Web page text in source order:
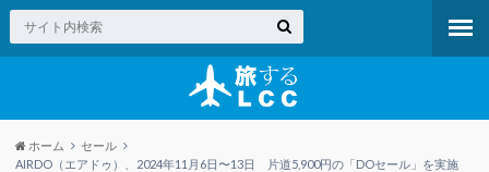
ホーム
セール
AIRDO（エアドゥ）、2024年11月6日〜13日 片道5,900円の「DOセール」を実施